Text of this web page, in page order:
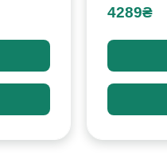
4289₴